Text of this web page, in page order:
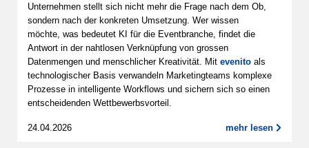
Unternehmen stellt sich nicht mehr die Frage nach dem Ob,
sondern nach der konkreten Umsetzung. Wer wissen
möchte, was bedeutet KI für die Eventbranche, findet die
Antwort in der nahtlosen Verknüpfung von grossen
Datenmengen und menschlicher Kreativität. Mit evenito als
technologischer Basis verwandeln Marketingteams komplexe
Prozesse in intelligente Workflows und sichern sich so einen
entscheidenden Wettbewerbsvorteil.
24.04.2026 mehr lesen